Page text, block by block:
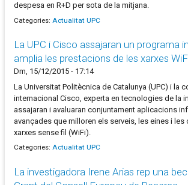
despesa en R+D per sota de la mitjana.
Categories: Actualitat UPC
La UPC i Cisco assajaran un programa
amplia les prestacions de les xarxes
Dm, 15/12/2015 - 17:14
La Universitat Politècnica de Catalunya (UPC) i la
internacional Cisco, experta en tecnologies de la
assajaran i avaluaran conjuntament aplicacions
avançades que milloren els serveis, les eines i
xarxes sense fil (WiFi).
Categories: Actualitat UPC
La investigadora Irene Arias rep una